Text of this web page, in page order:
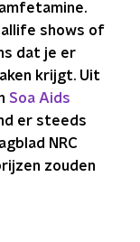
shows of
dat je er
krijgt. Uit
Soa Aids
er steeds
NRC
zouden